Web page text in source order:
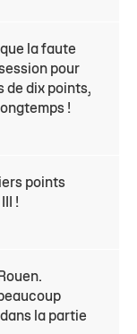
la faute
pour
de dix points,
!
points
!
la partie